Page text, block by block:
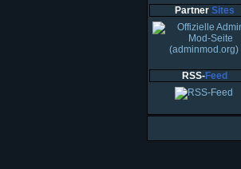
Partner Sites
RSS-Feed